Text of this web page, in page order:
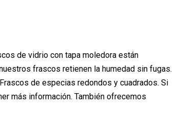
de vidrio con tapa moledora están
frascos retienen la humedad sin fugas.
de especias redondos y cuadrados. Si
más información. También ofrecemos